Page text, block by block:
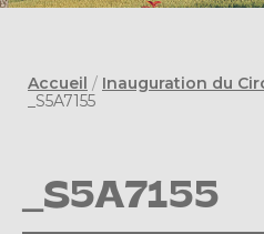
Accueil / Inauguration du
_S5A7155
_S5A7155